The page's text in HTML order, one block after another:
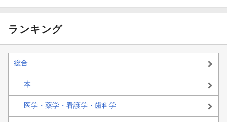
ランキング
総合
本
医学・薬学・看護学・歯科学